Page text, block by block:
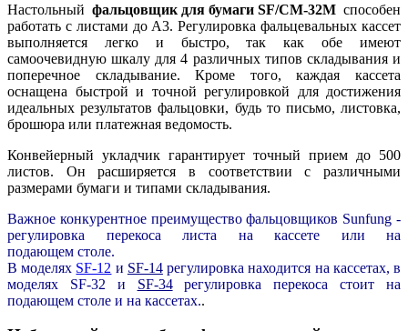
Настольный фальцовщик для бумаги SF/CM-32M способен
работать с листами до A3. Регулировка фальцевальных кассет
выполняется легко и быстро, так как обе имеют
самоочевидную шкалу для 4 различных типов складывания и
поперечное складывание. Кроме того, каждая кассета
оснащена быстрой и точной регулировкой для достижения
идеальных результатов фальцовки, будь то письмо, листовка,
брошюра или платежная ведомость.
Конвейерный укладчик гарантирует точный прием до 500
листов. Он расширяется в соответствии с различными
размерами бумаги и типами складывания.
Важное конкурентное преимущество фальцовщиков Sunfung -
регулировка перекоса листа на кассете или на
подающем столе.
В моделях SF-12 и SF-14регулировка находится на кассетах, в
моделях SF-32 и SF-34регулировка перекоса стоит на
подающем столе и на кассетах..